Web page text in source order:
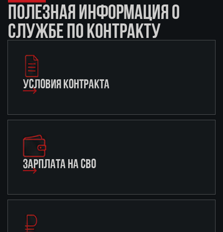
ПОЛЕЗНАЯ ИНФОРМАЦИЯ О
СЛУЖБЕ ПО КОНТРАКТУ
УСЛОВИЯ КОНТРАКТА
ЗАРПЛАТА НА СВО